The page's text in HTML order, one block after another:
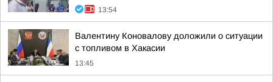
13:54
Валентину Коновалову доложили о ситуации
с топливом в Хакасии
13:45